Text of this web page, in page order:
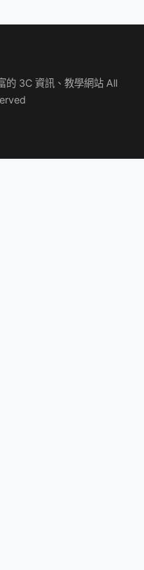
3C 資訊、教學網站 All